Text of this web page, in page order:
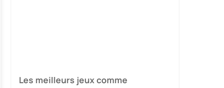
Les meilleurs jeux comme